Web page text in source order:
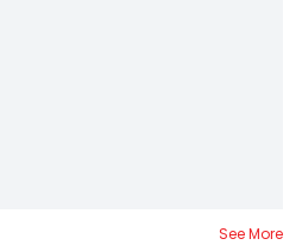
See More